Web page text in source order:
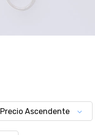
Precio Ascendente